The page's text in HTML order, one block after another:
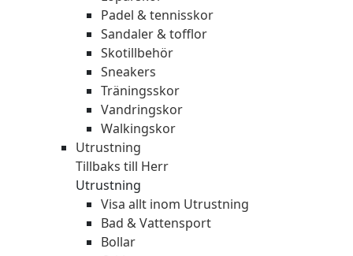
Padel & tennisskor
Sandaler & tofflor
Skotillbehör
Sneakers
Träningsskor
Vandringskor
Walkingskor
Utrustning
Tillbaks till Herr
Utrustning
Visa allt inom Utrustning
Bad & Vattensport
Bollar